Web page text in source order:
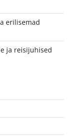
erilisemad
ja reisijuhised